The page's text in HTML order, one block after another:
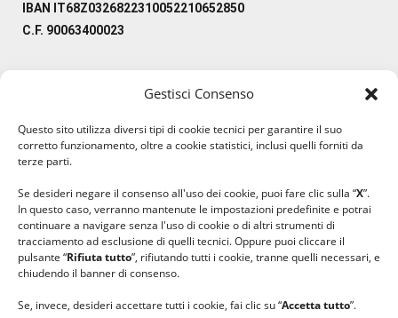
Gestisci Consenso
Questo sito utilizza diversi tipi di cookie tecnici per garantire il suo
corretto funzionamento, oltre a cookie statistici, inclusi quelli forniti da
terze parti.
Se desideri negare il consenso all'uso dei cookie, puoi fare clic sulla “X”.
In questo caso, verranno mantenute le impostazioni predefinite e potrai
continuare a navigare senza l'uso di cookie o di altri strumenti di
tracciamento ad esclusione di quelli tecnici. Oppure puoi cliccare il
pulsante “Rifiuta tutto”, rifiutando tutti i cookie, tranne quelli necessari, e
chiudendo il banner di consenso.
Se, invece, desideri accettare tutti i cookie, fai clic su “Accetta tutto”.
IBAN IT68Z0326822310052210652850
C.F. 90063400023
#lanaterapia
#ilcaloredellempatia